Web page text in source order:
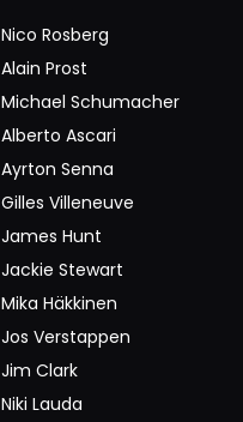
Nico Rosberg
Alain Prost
Michael Schumacher
Alberto Ascari
Ayrton Senna
Gilles Villeneuve
James Hunt
Jackie Stewart
Mika Häkkinen
Jos Verstappen
Jim Clark
Niki Lauda